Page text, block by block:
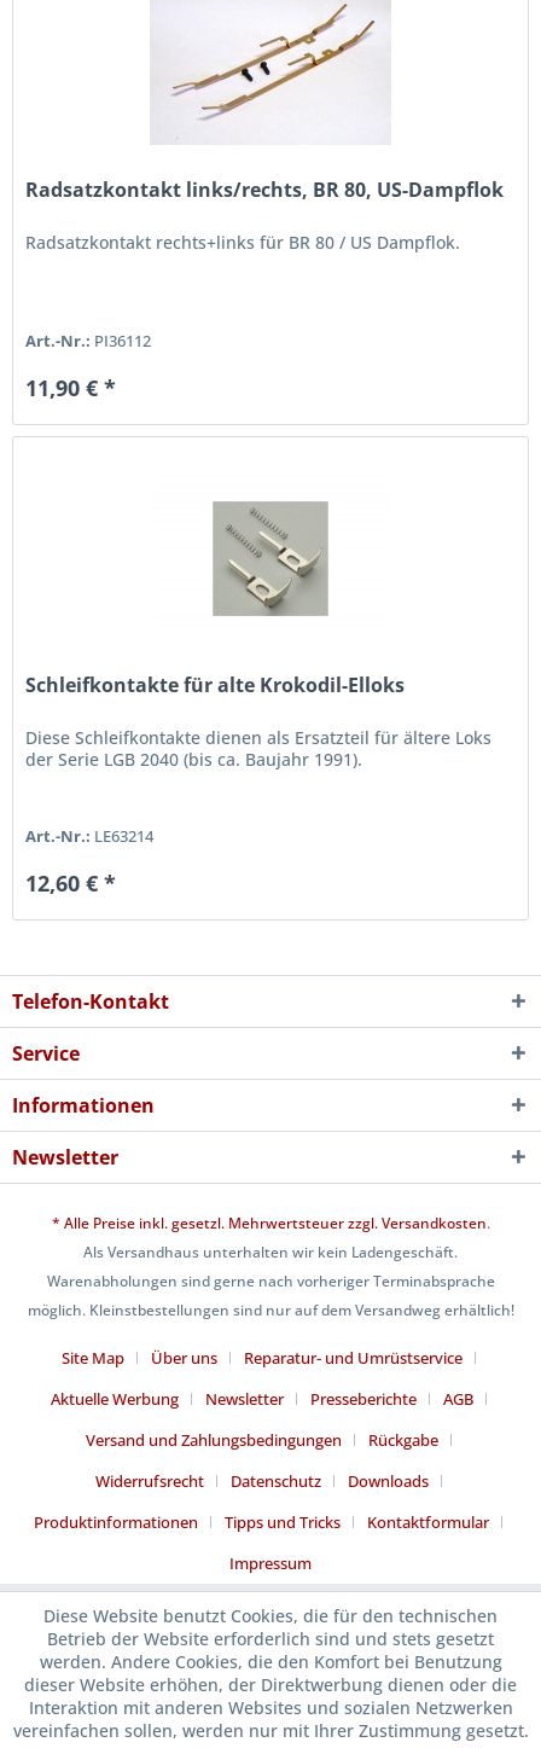
Radsatzkontakt links/rechts, BR 80, US-Dampflok
Radsatzkontakt rechts+links für BR 80 / US Dampflok.
Art.-Nr.: PI36112
11,90 € *
Schleifkontakte für alte Krokodil-Elloks
Diese Schleifkontakte dienen als Ersatzteil für ältere Loks
der Serie LGB 2040 (bis ca. Baujahr 1991).
Art.-Nr.: LE63214
12,60 € *
Telefon-Kontakt
Service
Informationen
Newsletter
* Alle Preise inkl. gesetzl. Mehrwertsteuer zzgl.Versandkosten.
Als Versandhaus unterhalten wir kein Ladengeschäft.
Warenabholungen sind gerne nach vorheriger Terminabsprache
möglich. Kleinstbestellungen sind nur auf dem Versandweg erhältlich!
Site Map Über uns
Reparatur- und Umrüstservice
Aktuelle Werbung
Newsletter Presseberichte
AGB
Versand und Zahlungsbedingungen
Rückgabe
Widerrufsrecht
Datenschutz
Downloads
Produktinformationen
Tipps und Tricks
Kontaktformular
Impressum
Diese Website benutzt Cookies, die für den technischen
Betrieb der Website erforderlich sind und stets gesetzt
werden. Andere Cookies, die den Komfort bei Benutzung
dieser Website erhöhen, der Direktwerbung dienen oder die
Interaktion mit anderen Websites und sozialen Netzwerken
vereinfachen sollen, werden nur mit Ihrer Zustimmung gesetzt.